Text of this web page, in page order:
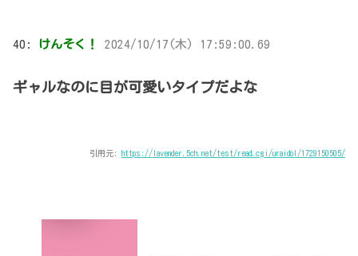
40: けんそく！ 2024/10/17(木) 17:59:00.69
ギャルなのに目が可愛いタイプだよな
引用元: https://lavender.5ch.net/test/read.cgi/uraidol/1729150505/